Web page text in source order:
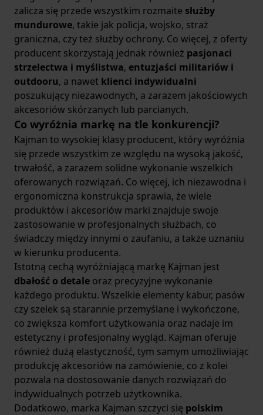
zalicza się przede wszystkim rozmaite służby
mundurowe, takie jak policja, wojsko, straż
graniczna, czy też służby ochrony. Co więcej, z oferty
producent skorzystają jednak również pasjonaci
strzelectwa i myślistwa, entuzjaści militariów i
outdooru, a nawet klienci indywidualni
poszukujący niezawodnych, a zarazem jakościowych
akcesoriów skórzanych lub parcianych.
Co wyróżnia markę na tle konkurencji?
Kajman to wysokiej klasy producent, który wyróżnia
się przede wszystkim ze względu na wysoką jakość,
trwałość, a zarazem solidne wykonanie wszelkich
oferowanych rozwiązań. Co więcej, ich niezawodna i
ergonomiczna konstrukcja sprawia, że wiele
produktów i akcesoriów marki znajduje swoje
zastosowanie w profesjonalnych służbach, co
świadczy między innymi o zaufaniu, a także uznaniu
w kierunku producenta.
Istotną cechą wyróżniającą markę Kajman jest
dbałość o detale oraz precyzyjne wykonanie
każdego produktu. Wszelkie elementy kabur, pasów
czy szelek są starannie przemyślane i wykończone,
co zwiększa komfort użytkowania oraz nadaje im
estetyczny i profesjonalny wygląd. Kajman oferuje
również dużą elastyczność, tym samym umożliwiając
produkcję akcesoriów na zamówienie, co z kolei
pozwala na dostosowanie danych rozwiązań do
indywidualnych potrzeb użytkownika.
Dodatkowo, marka Kajman szczyci się polskim